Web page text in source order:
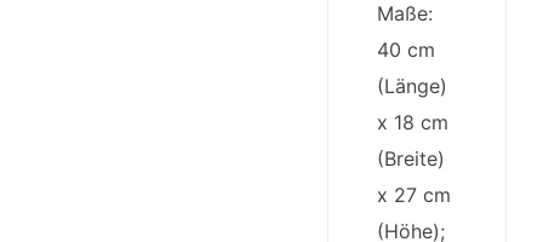
Maße:
40 cm
(Länge)
x 18 cm
(Breite)
x 27 cm
(Höhe);